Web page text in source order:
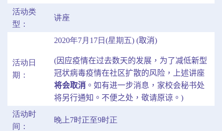
活动类
型：
讲座
活动日
期：
2020年7月17日(星期五) (取消)
(因应疫情在过去数天的发展，为了减低新型
冠状病毒疫情在社区扩散的风险，上述讲座
将会取消 。如有进一步消息，家校会秘书处
将另行通知。不便之处，敬请原谅。 )
活动时
间：
晚上7时正至9时正